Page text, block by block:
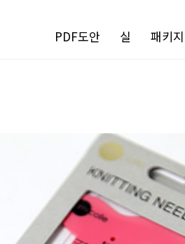
PDF도안 실 패키지